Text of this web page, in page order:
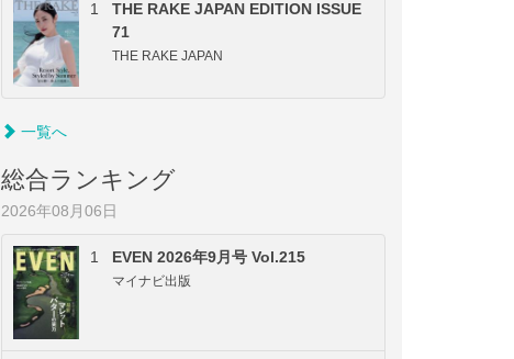
1
THE RAKE JAPAN EDITION ISSUE
71
THE RAKE JAPAN
一覧へ
総合ランキング
2026年08月06日
1 EVEN 2026年9月号 Vol.215
マイナビ出版